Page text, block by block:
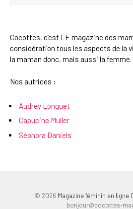
Cocottes, c’est LE magazine des
considération tous les aspects de la
la maman donc, mais aussi la femme.
Nos autrices :
Audrey Longuet
Capucine Muller
Séphora Daniels
© 2026 Magazine féminin en ligne
bonjour@cocottes-